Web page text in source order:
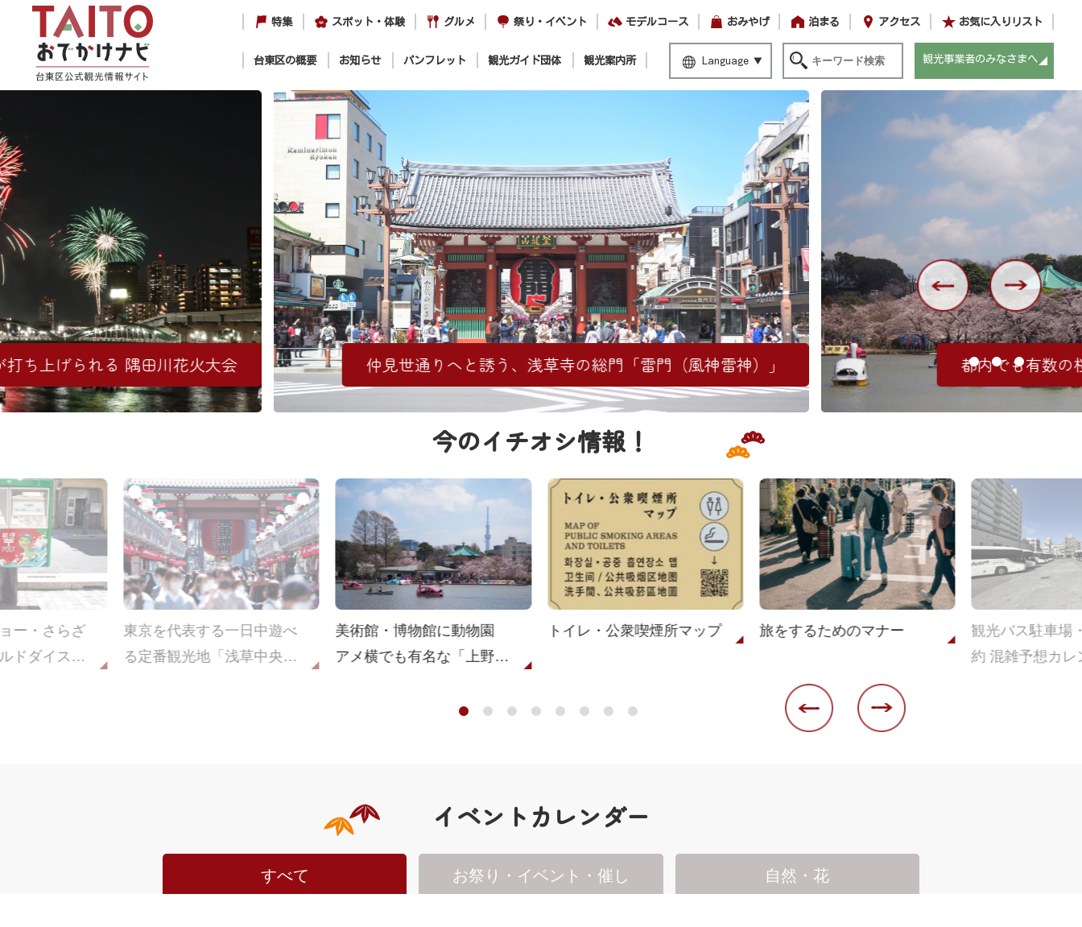
特集 スポット・体験 グルメ 祭り・イベント モデルコース おみやげ 泊まる アクセス お気に入りリスト
台東区の概要 お知らせ パンフレット 観光ガイド団体 観光案内所 Language 観光事業者のみなさまへ
ち上げられる 隅田川花火大会 仲見世通りへと誘う、浅草寺の総門「雷門（風神雷神）」 都内でも有数
今のイチオシ情報！
ー・さらざ
ドダイスタ
東京を代表する一日中遊べ
る定番観光地「浅草中央
美術館・博物館に動物園
アメ横でも有名な「上野・
トイレ・公衆喫煙所マップ 旅をするためのマナー
観光バス駐車場
約 混雑予想カレ
イベントカレンダー
すべて お祭り・ イベント・催し 自然・花